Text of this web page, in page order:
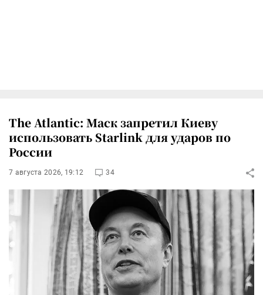
The Atlantic: Маск запретил Киеву
использовать Starlink для ударов по
России
7 августа 2026, 19:12 34